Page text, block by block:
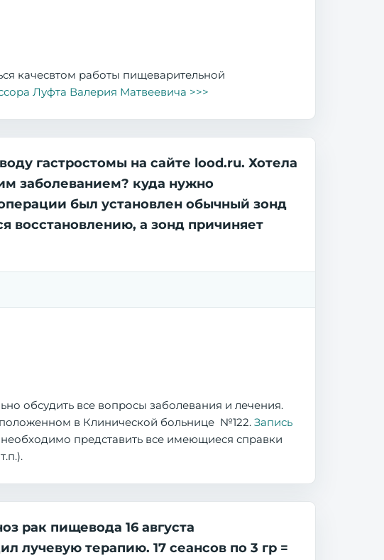
качесвтом работы пищеварительной
Луфта Валерия Матвеевича >>>
гастростомы на сайте lood.ru. Хотела
заболеванием? куда нужно
был установлен обычный зонд
восстановлению, а зонд причиняет
обсудить все вопросы заболевания и лечения.
в Клинической больнице №122. Запись
представить все имеющиеся справки
рак пищевода 16 августа
лучевую терапию. 17 сеансов по 3 гр =